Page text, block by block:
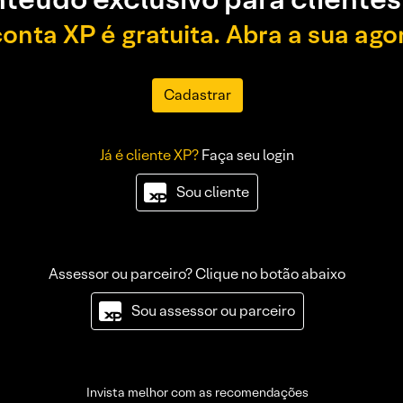
XP é gratuita. Abra a sua
Cadastrar
Já é cliente XP?Faça seu login
Sou cliente
Assessor ou parceiro? Clique no botão abaixo
Sou assessor ou parceiro
Invista melhor com as recomendações